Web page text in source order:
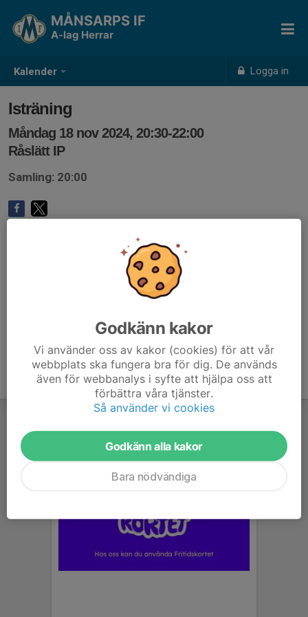
Kalender Logga in
MÅNSARPS IF
A-lag Herrar
Isträning
Måndag 18 nov 2024, 20:30-22:00
Råslätt IP
Samling: 20:00
Godkänn kakor
Vi använder oss av kakor (cookies) för att vår
webbplats ska fungera bra för dig. De används
även för webbanalys i syfte att hjälpa oss att
förbättra våra tjänster.
Så använder vi cookies
Godkänn alla kakor
Bara nödvändiga